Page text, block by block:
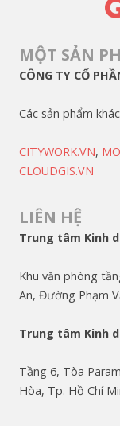
MỘT SẢN
CÔNG TY CỔ
Các sản phẩm khác
CITYWORK.VN,
CLOUDGIS.VN
LIÊN HỆ
Trung tâm Kinh
Khu văn phòng
An, Đường Phạm
Trung tâm Kinh
Tầng 6, Tòa
Hòa, Tp. Hồ Chí